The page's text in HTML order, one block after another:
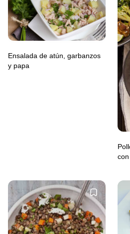
Ensalada de atún, garbanzos
y papa